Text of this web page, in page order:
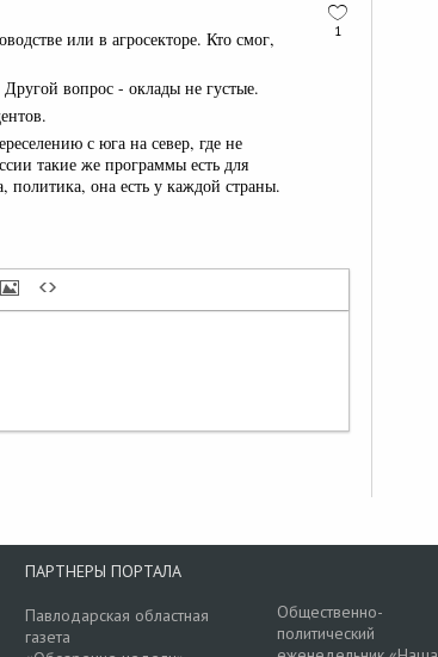
1
или в агросекторе. Кто смог,
Другой вопрос - оклады не густые.
с юга на север, где не
такие же программы есть для
политика, она есть у каждой страны.
ПАРТНЕРЫ ПОРТАЛА
Павлодарская областная
газета
Общественно-
политический